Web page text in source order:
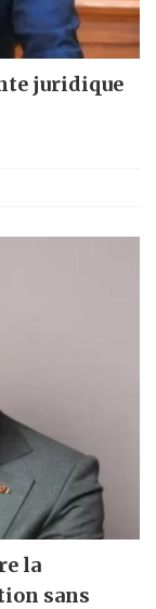
juridique
la
sans